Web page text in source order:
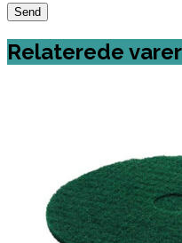
Relaterede varer